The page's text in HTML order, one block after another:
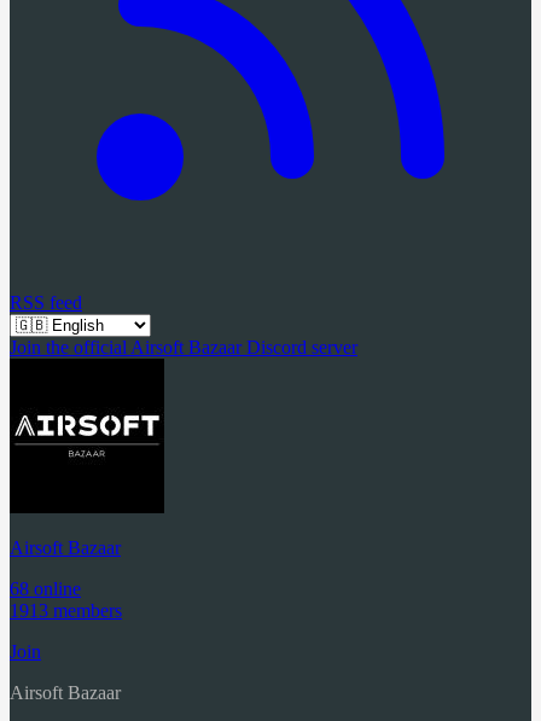
RSS feed
Join the official Airsoft Bazaar Discord server
Airsoft Bazaar
68 online
1913 members
Join
Airsoft Bazaar